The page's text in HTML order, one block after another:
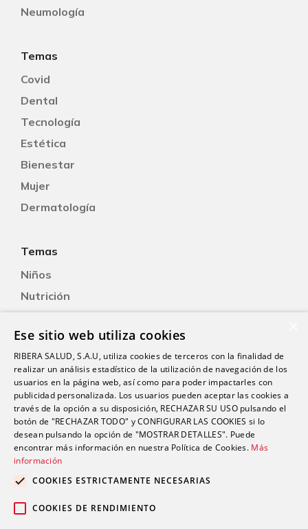
Neumología
Temas
Covid
Dental
Tecnología
Estética
Bienestar
Mujer
Dermatología
Temas
Niños
Nutrición
Salud Sexual
Oftalmología
Otorrinolaringología
Oncología
Fisioterapia
Contacto
Ese sitio web utiliza cookies
RIBERA SALUD, S.A.U, utiliza cookies de terceros con la finalidad de
realizar un análisis estadístico de la utilización de navegación de los
usuarios en la página web, así como para poder impactarles con
publicidad personalizada. Los usuarios pueden aceptar las cookies a
través de la opción a su disposición, RECHAZAR SU USO pulsando el
botón de "RECHAZAR TODO" y CONFIGURAR LAS COOKIES si lo
desean pulsando la opción de "MOSTRAR DETALLES". Puede
encontrar más información en nuestra Política de Cookies. Más
información
COOKIES ESTRICTAMENTE NECESARIAS
COOKIES DE RENDIMIENTO